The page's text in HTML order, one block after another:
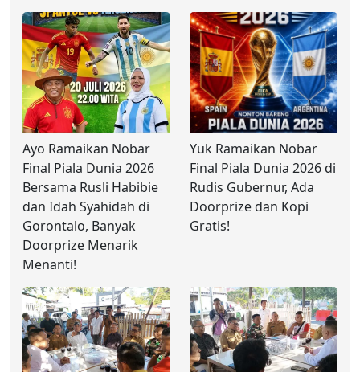
Ayo Ramaikan Nobar
Final Piala Dunia 2026
Bersama Rusli Habibie
dan Idah Syahidah di
Gorontalo, Banyak
Doorprize Menarik
Menanti!
Yuk Ramaikan Nobar
Final Piala Dunia 2026 di
Rudis Gubernur, Ada
Doorprize dan Kopi
Gratis!